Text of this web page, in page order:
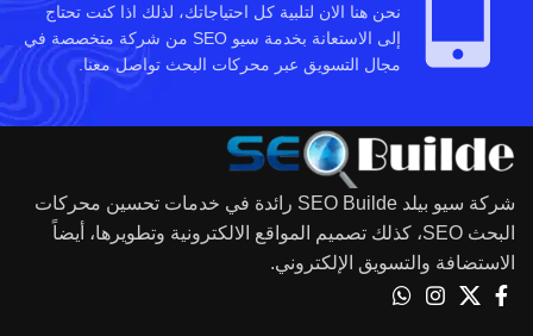
نحن هنا الان لتلبية كل احتياجاتك، لذلك اذا كنت تحتاج
إلى الاستعانة بخدمة سيو SEO من شركة متخصصة في
مجال التسويق عبر محركات البحث تواصل معنا.
شركة سيو بيلد SEO Builde رائدة في خدمات تحسين محركات
البحث SEO، كذلك تصميم المواقع الالكترونية وتطويرها، أيضاً
الاستضافة والتسويق الإلكتروني.